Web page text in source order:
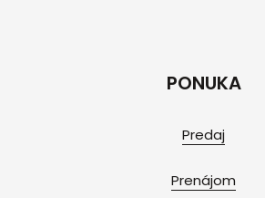
PONUKA
Predaj
Prenájom